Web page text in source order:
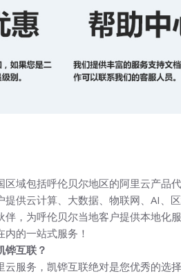
域包括呼伦贝尔地区的阿里云产品
供云计算、大数据、物联网、AI、
伴，为呼伦贝尔当地客户提供本地化
的一站式服务！
铧互联？
服务，凯铧互联绝对是您优秀的选